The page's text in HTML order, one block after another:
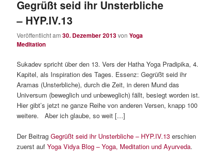
Gegrüßt seid ihr Unsterbliche
– HYP.IV.13
Veröffentlicht am30. Dezember 2013vonYoga
Meditation
Sukadev spricht über den 13. Vers der Hatha Yoga Pradipika, 4.
Kapitel, als Inspiration des Tages. Essenz: Gegrüßt seid ihr
Aramas (Unsterbliche), durch die Zeit, in deren Mund das
Universum (beweglich und unbeweglich) fällt, besiegt worden ist.
Hier gibt’s jetzt ne ganze Reihe von anderen Versen, knapp 100
weitere. Aber ich glaube, so weit […]
Der BeitragGegrüßt seid ihr Unsterbliche – HYP.IV.13 erschien
zuerst aufYoga Vidya Blog – Yoga, Meditation und Ayurveda.